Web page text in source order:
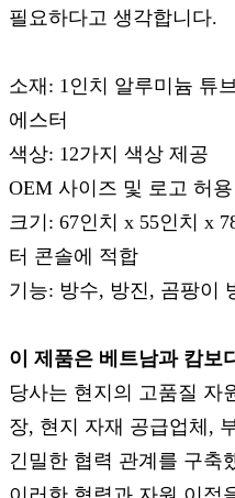
필요하다고 생각합니다.
소재: 1인치 알루미늄 튜
에스터
색상: 12가지 색상 제공
OEM 사이즈 및 로고 허용
크기: 67인치 x 55인치 x
터 콘솔에 적합
기능: 방수, 방진, 곰팡이
이 제품은 베트남과 캄보
당사는 현지의 고품질 자
장, 현지 자재 공급업체,
긴밀한 협력 관계를 구축